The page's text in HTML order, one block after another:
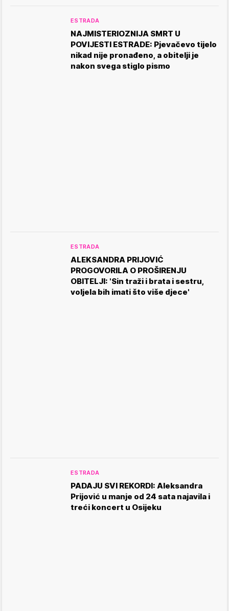
ESTRADA
NAJMISTERIOZNIJA SMRT U
POVIJESTI ESTRADE: Pjevačevo tijelo
nikad nije pronađeno, a obitelji je
nakon svega stiglo pismo
ESTRADA
ALEKSANDRA PRIJOVIĆ
PROGOVORILA O PROŠIRENJU
OBITELJI: 'Sin traži i brata i sestru,
voljela bih imati što više djece'
ESTRADA
PADAJU SVI REKORDI: Aleksandra
Prijović u manje od 24 sata najavila i
treći koncert u Osijeku